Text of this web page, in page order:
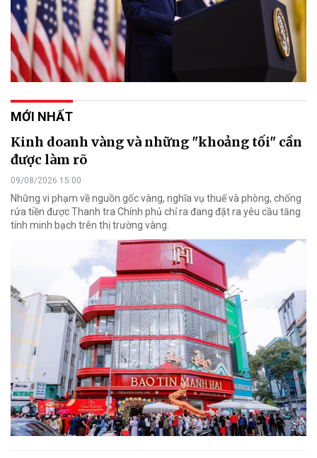
MỚI NHẤT
Kinh doanh vàng và những "khoảng tối" cần
được làm rõ
09/08/2026 15:00
Những vi phạm về nguồn gốc vàng, nghĩa vụ thuế và phòng, chống
rửa tiền được Thanh tra Chính phủ chỉ ra đang đặt ra yêu cầu tăng
tính minh bạch trên thị trường vàng.